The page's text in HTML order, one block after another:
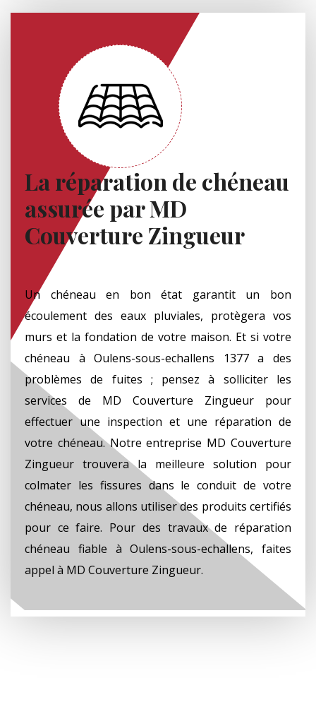
La réparation de chéneau
assurée par MD
Couverture Zingueur
Un chéneau en bon état garantit un bon
écoulement des eaux pluviales, protègera vos
murs et la fondation de votre maison. Et si votre
chéneau à Oulens-sous-echallens 1377 a des
problèmes de fuites ; pensez à solliciter les
services de MD Couverture Zingueur pour
effectuer une inspection et une réparation de
votre chéneau. Notre entreprise MD Couverture
Zingueur trouvera la meilleure solution pour
colmater les fissures dans le conduit de votre
chéneau, nous allons utiliser des produits certifiés
pour ce faire. Pour des travaux de réparation
chéneau fiable à Oulens-sous-echallens, faites
appel à MD Couverture Zingueur.